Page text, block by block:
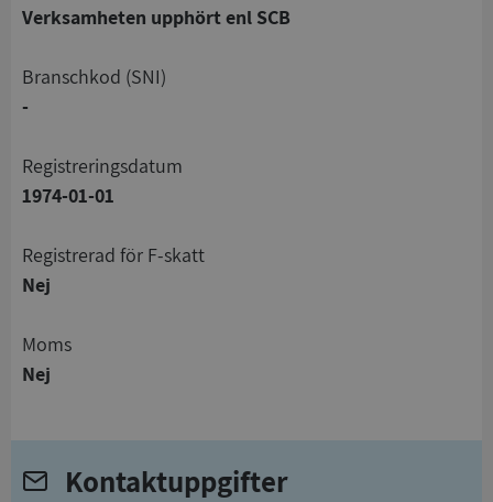
Verksamheten upphört enl SCB
branschkod (SNI)
-
registreringsdatum
1974-01-01
registrerad för F-skatt
Nej
Moms
Nej
Kontaktuppgifter